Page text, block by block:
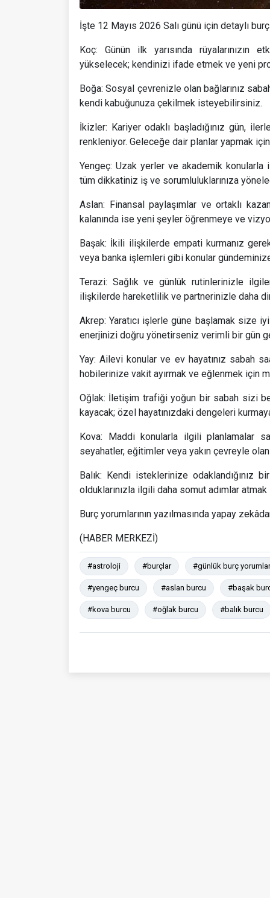
İşte 12 Mayıs 2026 Salı günü için detaylı
Koç: Günün ilk yarısında rüyalarınızın
yükselecek; kendinizi ifade etmek ve yeni
Boğa: Sosyal çevrenizle olan bağlarınız
kendi kabuğunuza çekilmek isteyebilirsiniz.
İkizler: Kariyer odaklı başladığınız gün,
renkleniyor. Geleceğe dair planlar yapmak
Yengeç: Uzak yerler ve akademik
tüm dikkatiniz iş ve sorumluluklarınıza
Aslan: Finansal paylaşımlar ve ortaklı
kalanında ise yeni şeyler öğrenmeye ve
Başak: İkili ilişkilerde empati kurmanız
veya banka işlemleri gibi konular
Terazi: Sağlık ve günlük rutinlerinizle
ilişkilerde hareketlilik ve partnerinizle daha
Akrep: Yaratıcı işlerle güne başlamak size
enerjinizi doğru yönetirseniz verimli bir gün
Yay: Ailevi konular ve ev hayatınız sabah
hobilerinize vakit ayırmak ve eğlenmek için
Oğlak: İletişim trafiği yoğun bir sabah sizi
kayacak; özel hayatınızdaki dengeleri
Kova: Maddi konularla ilgili planlamalar
seyahatler, eğitimler veya yakın çevreyle
Balık: Kendi isteklerinize
olduklarınızla ilgili daha somut adımlar
Burç yorumlarının yazılmasında yapay
(HABER MERKEZİ)
#astroloji #burçlar #günlük burç
#yengeç burcu #aslan burcu #başak
#kova burcu #oğlak burcu #balık burcu